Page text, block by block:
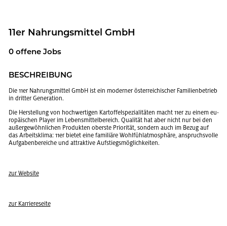
11er Nah­rungs­mit­tel GmbH
0 of­fe­ne Jobs
BE­SCHREI­BUNG
Die 11er Nah­rungs­mit­tel GmbH ist ein mo­der­ner ös­ter­rei­chi­scher Fa­mi­li­en­be­trieb
in drit­ter Ge­ne­ra­ti­on.
Die Her­stel­lung von hoch­wer­ti­gen Kar­tof­fel­spe­zia­li­tä­ten macht 11er zu einem eu­
ro­päi­schen Play­er im Le­bens­mit­tel­be­reich. Qua­li­tät hat aber nicht nur bei den
au­ßer­ge­wöhn­li­chen Pro­duk­ten obers­te Prio­ri­tät, son­dern auch im Bezug auf
das Ar­beits­kli­ma: 11er bie­tet eine fa­mi­liä­re Wohl­fühl­at­mo­sphä­re, an­spruchs­vol­le
Auf­ga­ben­be­rei­che und at­trak­ti­ve Auf­stiegs­mög­lich­kei­ten.
zur Web­site
zur Kar­rie­re­sei­te